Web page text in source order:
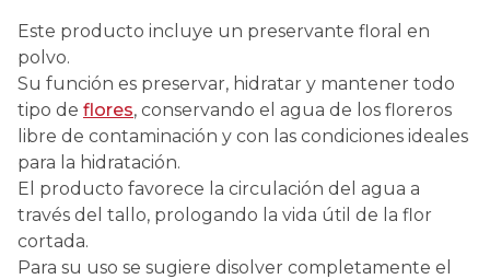
Este producto incluye un preservante floral en
polvo.
Su función es preservar, hidratar y mantener todo
tipo de flores, conservando el agua de los floreros
libre de contaminación y con las condiciones ideales
para la hidratación.
El producto favorece la circulación del agua a
través del tallo, prologando la vida útil de la flor
cortada.
Para su uso se sugiere disolver completamente el